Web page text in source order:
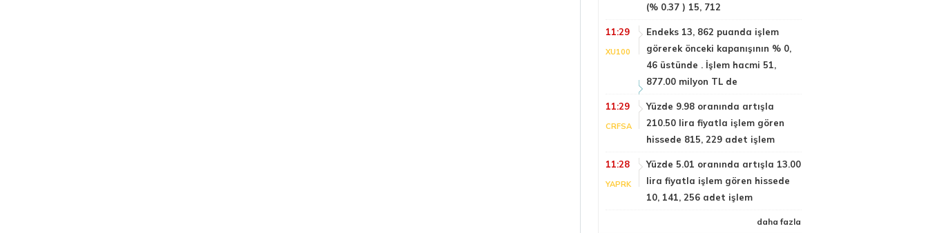
(% 0.37 ) 15, 712
11:29
XU100
Endeks 13, 862 puanda işlem
görerek önceki kapanışının % 0,
46 üstünde . İşlem hacmi 51,
877.00 milyon TL de
11:29
CRFSA
Yüzde 9.98 oranında artışla
210.50 lira fiyatla işlem gören
hissede 815, 229 adet işlem
11:28
YAPRK
Yüzde 5.01 oranında artışla 13.00
lira fiyatla işlem gören hissede
10, 141, 256 adet işlem
daha fazla